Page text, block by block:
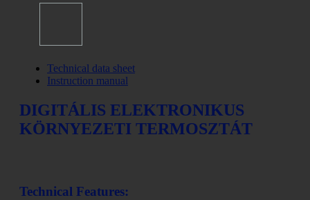
Technical data sheet
Instruction manual
DIGITÁLIS ELEKTRONIKUS
KÖRNYEZETI TERMOSZTÁT
Technical Features: